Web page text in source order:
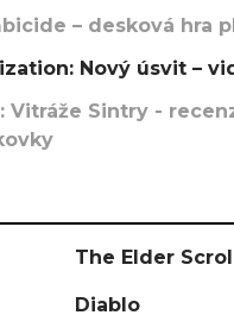
– desková hra
Nový úsvit –
Vitráže Sintry -
The Elder
Diablo